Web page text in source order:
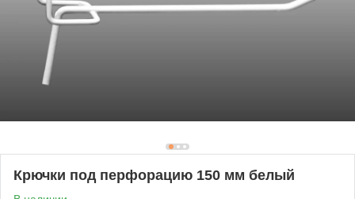
Крючки под перфорацию 150 мм белый